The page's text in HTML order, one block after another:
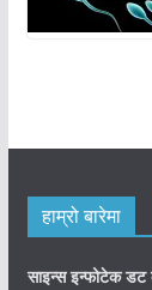
हाम्रो बारेमा
साइन्स इन्फोटेक